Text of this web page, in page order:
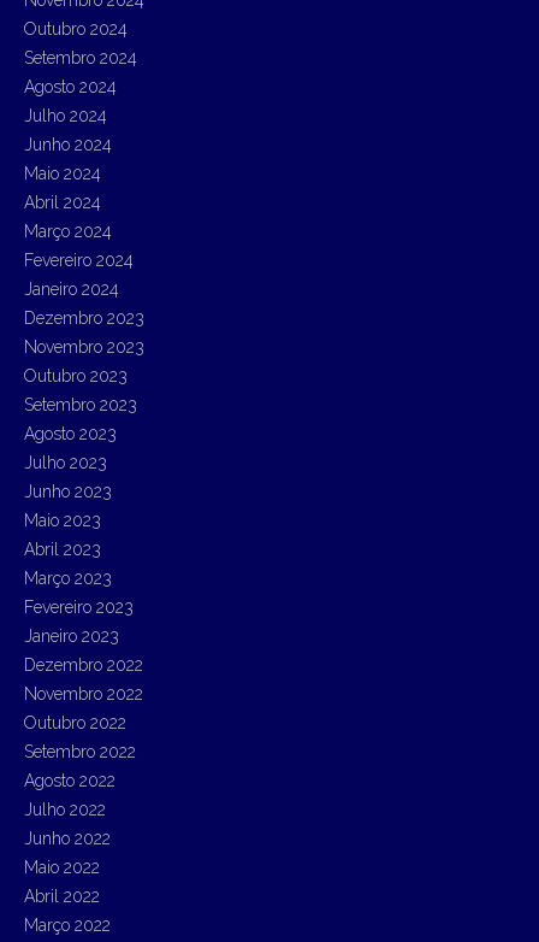
Outubro 2024
Setembro 2024
Agosto 2024
Julho 2024
Junho 2024
Maio 2024
Abril 2024
Março 2024
Fevereiro 2024
Janeiro 2024
Dezembro 2023
Novembro 2023
Outubro 2023
Setembro 2023
Agosto 2023
Julho 2023
Junho 2023
Maio 2023
Abril 2023
Março 2023
Fevereiro 2023
Janeiro 2023
Dezembro 2022
Novembro 2022
Outubro 2022
Setembro 2022
Agosto 2022
Julho 2022
Junho 2022
Maio 2022
Abril 2022
Março 2022